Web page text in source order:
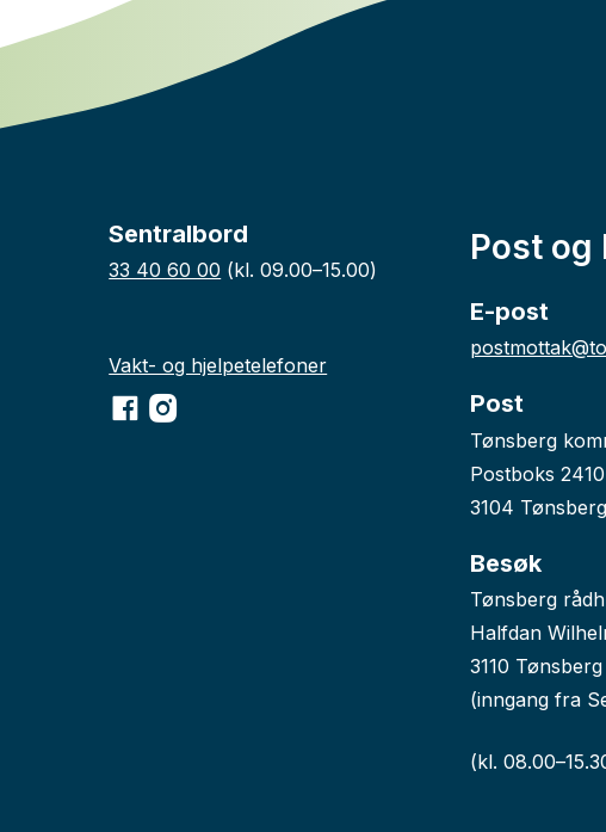
Sentralbord
33 40 60 00 (kl. 09.00–15.00)
Vakt- og hjelpetelefoner
Facebook
Instagram
Post og
E-post
Post
Tønsberg
Postboks 2410
3104 Tønsberg
Besøk
Tønsberg
Halfdan
3110 Tønsberg
(inngang fra
(kl.